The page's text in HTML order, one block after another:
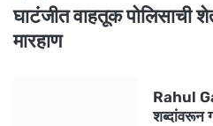
घाटंजीत वाहतूक पोलिसाची
मारहाण
Rahul
शब्दांवरून